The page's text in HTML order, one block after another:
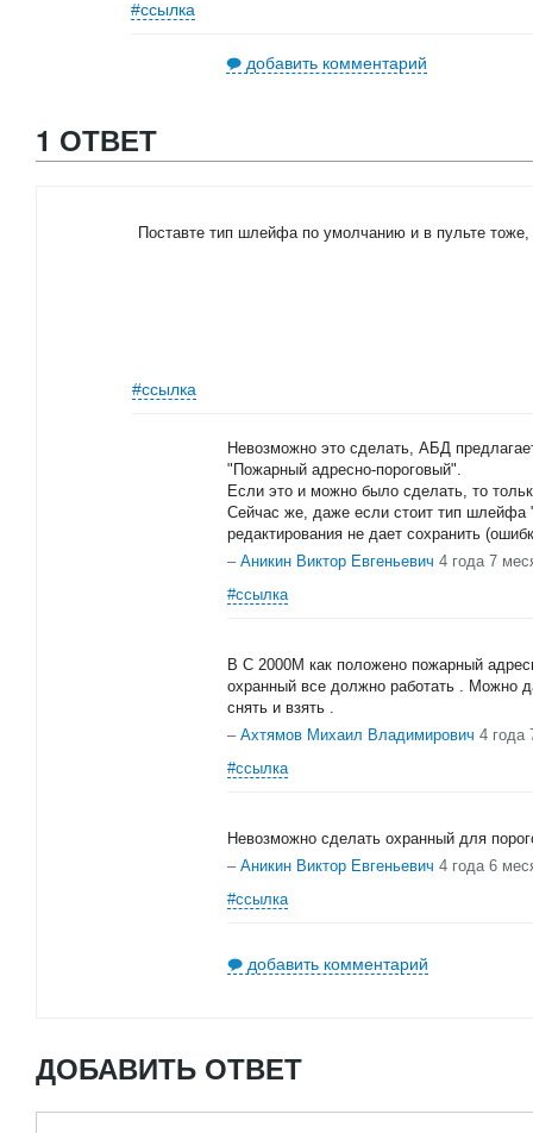
#ссылка
добавить комментарий
1 ОТВЕТ
Поставте тип шлейфа по умолчанию и в пульте тоже,
#ссылка
Невозможно это сделать, АБД
"Пожарный адресно-пороговый".
Если это и можно было сделать, то
Сейчас же, даже если стоит тип шлейфа
редактирования не дает сохранить
– Аникин Виктор Евгеньевич 4 года 7
#ссылка
В С 2000М как положено пожарный
охранный все должно работать . Можно
снять и взять .
– Ахтямов Михаил Владимирович 4 года
#ссылка
Невозможно сделать охранный для
– Аникин Виктор Евгеньевич 4 года 6
#ссылка
добавить комментарий
ДОБАВИТЬ ОТВЕТ